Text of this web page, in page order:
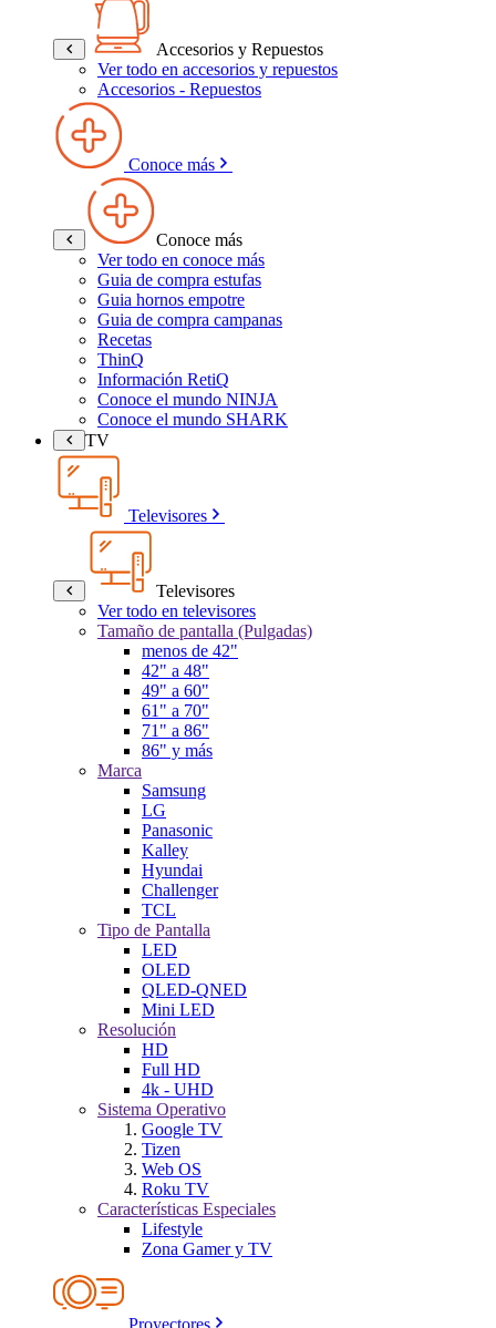
Accesorios y Repuestos
Ver todo en accesorios y repuestos
Accesorios - Repuestos
Conoce más
Conoce más
Ver todo en conoce más
Guia de compra estufas
Guia hornos empotre
Guia de compra campanas
Recetas
ThinQ
Información RetiQ
Conoce el mundo NINJA
Conoce el mundo SHARK
TV
Televisores
Televisores
Ver todo en televisores
Tamaño de pantalla (Pulgadas)
menos de 42"
42" a 48"
49" a 60"
61" a 70"
71" a 86"
86" y más
Marca
Samsung
LG
Panasonic
Kalley
Hyundai
Challenger
TCL
Tipo de Pantalla
LED
OLED
QLED-QNED
Mini LED
Resolución
HD
Full HD
4k - UHD
Sistema Operativo
Google TV
Tizen
Web OS
Roku TV
Características Especiales
Lifestyle
Zona Gamer y TV
Proyectores